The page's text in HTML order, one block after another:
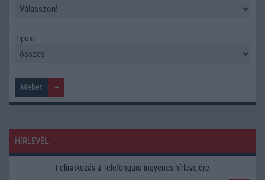
Tipus :
HÍRLEVÉL
Feliratkozás a Telefonguru ingyenes hírlevelére